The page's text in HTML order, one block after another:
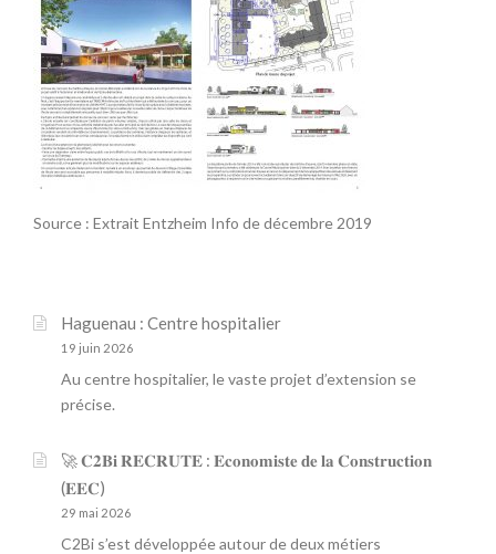
Source : Extrait Entzheim Info de décembre 2019
Haguenau : Centre hospitalier
19 juin 2026
Au centre hospitalier, le vaste projet d’extension se
précise.
🚀 𝐂𝟐𝐁𝐢 𝐑𝐄𝐂𝐑𝐔𝐓𝐄 : 𝐄𝐜𝐨𝐧𝐨𝐦𝐢𝐬𝐭𝐞 𝐝𝐞 𝐥𝐚 𝐂𝐨𝐧𝐬𝐭𝐫𝐮𝐜𝐭𝐢𝐨𝐧
(𝐄𝐄𝐂)
29 mai 2026
C2Bi s’est développée autour de deux métiers